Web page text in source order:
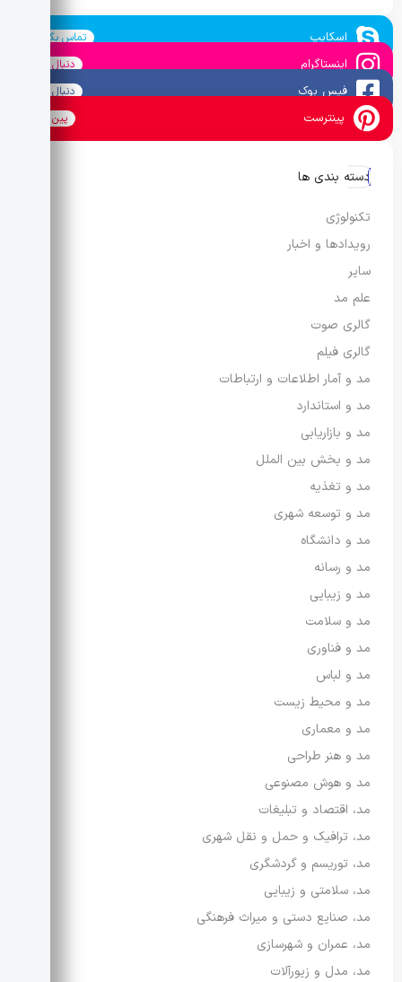
اسکایپ تماس بگیرید
اینستاگرام دنبال کنید
فیس بوک دنبال کنید
پینترست پین کنید
دسته بندی ها
تکنولوژی
رویدادها و اخبار
سایر
علم مد
گالری صوت
گالری فیلم
مد و آمار اطلاعات و ارتباطات
مد و استاندارد
مد و بازاریابی
مد و بخش بین الملل
مد و تغذیه
مد و توسعه شهری
مد و دانشگاه
مد و رسانه
مد و زیبایی
مد و سلامت
مد و فناوری
مد و لباس
مد و محیط زیست
مد و معماری
مد و هنر طراحی
مد و هوش مصنوعی
مد، اقتصاد و تبلیغات
مد، ترافیک و حمل و نقل شهری
مد، توریسم و گردشگری
مد، سلامتی و زیبایی
مد، صنایع دستی و میراث فرهنگی
مد، عمران و شهرسازی
مد، مدل و زیورآلات